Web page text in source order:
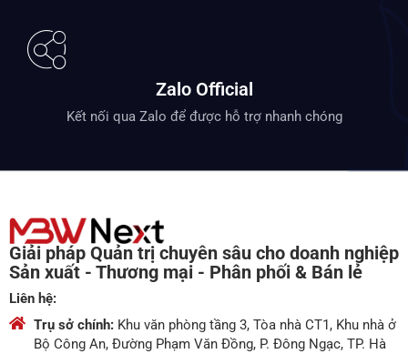
Zalo Official
Kết nối qua Zalo để được hỗ trợ nhanh chóng
Giải pháp Quản trị chuyên sâu cho doanh nghiệp
Sản xuất - Thương mại - Phân phối & Bán lẻ
Liên hệ:
Trụ sở chính: Khu văn phòng tầng 3, Tòa nhà CT1, Khu nhà ở
Bộ Công An, Đường Phạm Văn Đồng, P. Đông Ngạc, TP. Hà